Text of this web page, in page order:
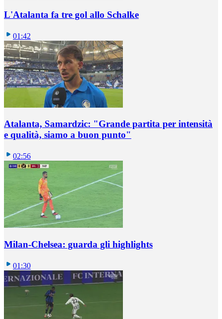
L'Atalanta fa tre gol allo Schalke
01:42
Atalanta, Samardzic: "Grande partita per intensità
e qualità, siamo a buon punto"
02:56
Milan-Chelsea: guarda gli highlights
01:30